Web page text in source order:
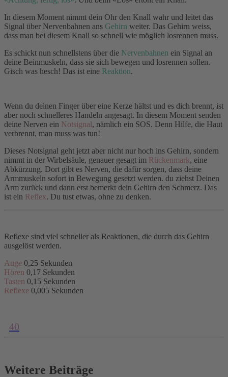
In diesem Moment nimmt dein Ohr den Knall wahr und leitet das
Signal über Nervenbahnen ans Gehirn weiter. Das Gehirn weiss,
dass man bei diesem Knall so schnell wie möglich losrennen muss.
Es schickt nun schnellstens über die Nervenbahnen ein Signal an
deine Beinmuskeln, dass sie sich bewegen und losrennen sollen.
Gisch was hesch! Das ist eine Reaktion.
Wenn du deinen Finger über eine Kerze hältst und es dich brennt, ist
aber noch schnelleres Handeln angesagt. In diesem Moment senden
deine Nerven ein Notsignal, nämlich ein SOS. Denn Hilfe, die Haut
verbrennt, man muss was tun!
Dieses Notsignal geht jetzt aber nicht nur hoch ins Gehirn, sondern
nimmt in der Wirbelsäule, genauer gesagt im Rückenmark, eine
Abkürzung. Dort gibt es Nerven, die dafür sorgen, dass deine
Armmuskeln sofort in Bewegung gesetzt werden. du ziehst Deinen
Arm zurück und dann erst bemerkt dein Gehirn den Schmerz. Das
ist ein Reflex. Du tust etwas, ohne zu denken.
Reflexe sind viel schneller als Reaktionen, die durch das Gehirn
ausgelöst werden.
Auge 0,25 Sekunden
Hören 0,17 Sekunden
Tasten 0,15 Sekunden
Reflexe 0,005 Sekunden
40
Weitere Beiträge